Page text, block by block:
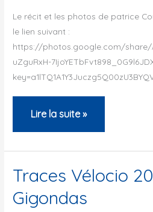
Le récit et les photos de patrice
le lien suivant :
https://photos.google.com/share/
uZguRxH-
SR
:
Les
de
Bourgogne
Lire la suite »
Traces Vélocio
Gigondas